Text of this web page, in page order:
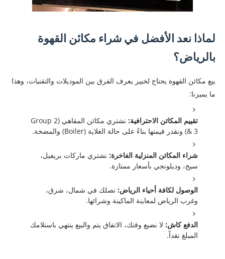
لماذا نعد الأفضل في شراء مكائن القهوة
بالرياض؟
بيع مكائن القهوة يحتاج لخبير يعرف الفرق بين الموديلات والتقنيات، وهذا
ما يميزنا:
تقييم المكائن الاحترافية:
نشتري مكائن المقاهي (Group 2
& 3) ونقدر قيمتها بناءً على حالة الغلاية (Boiler) والمضخة.
شراء المكائن المنزلية الفاخرة:نشتري ماركات بريفيل،
سيج، وديلونجي بأسعار ممتازة.
الوصول لكافة أحياء الرياض:نصلك في شمال، شرق،
وغرب الرياض لمعاينة الماكينة وشرائها.
الدفع كاش:لا نضيع وقتك، الاتفاق يتم والبيع ينتهي باستلامك
المبلغ نقداً.